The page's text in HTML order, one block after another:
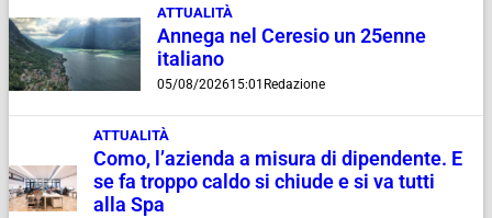
ATTUALITÀ
Annega nel Ceresio un 25enne
italiano
05/08/202615:01 Redazione
ATTUALITÀ
Como, l’azienda a misura di dipendente. E
se fa troppo caldo si chiude e si va tutti
alla Spa